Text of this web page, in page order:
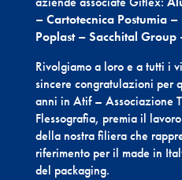
– Cartotecnica Postumia
Poplast – Sacchital Group
Rivolgiamo a loro e a tutti i
sincere congratulazioni per
anni in Atif – Associazione
Flessografia, premia il
della nostra filiera che
riferimento per il made in
del packaging.